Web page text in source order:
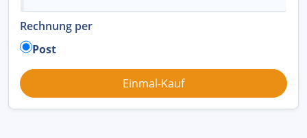
Rechnung per
Post